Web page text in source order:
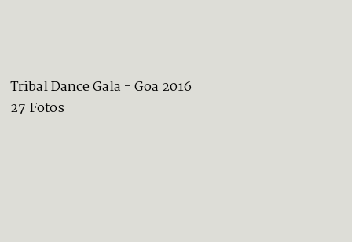
Tribal Dance Gala - Goa 2016
27 Fotos